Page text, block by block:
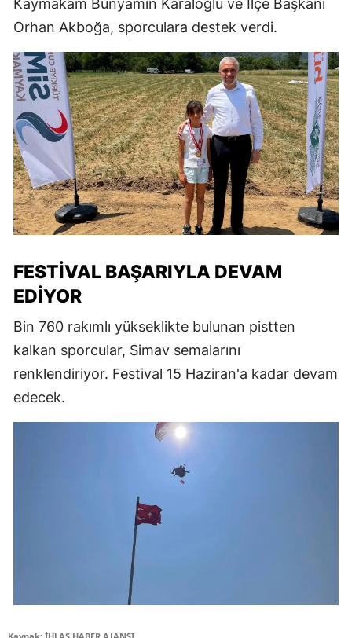
Kaymakam Bünyamin Karaloğlu ve İlçe Başkanı
Orhan Akboğa, sporculara destek verdi.
FESTIVAL BAŞARIYLA DEVAM
EDIYOR
Bin 760 rakımlı yükseklikte bulunan pistten
kalkan sporcular, Simav semalarını
renklendiriyor. Festival 15 Haziran'a kadar devam
edecek.
Kaynak: İHLAS HABER AJANSI